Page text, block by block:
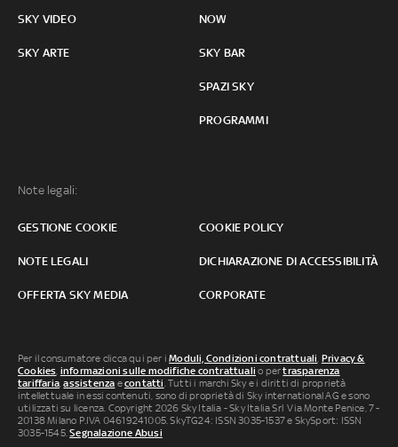
SKY VIDEO
SKY ARTE
NOW
SKY BAR
SPAZI SKY
PROGRAMMI
Note legali:
GESTIONE COOKIE COOKIE POLICY
NOTE LEGALI DICHIARAZIONE DI ACCESSIBILITÀ
OFFERTA SKY MEDIA CORPORATE
Per il consumatore clicca qui per iModuli, Condizioni contrattuali, Privacy &
Cookies, informazioni sulle modifiche contrattuali o pertrasparenza
tariffaria,assistenza econtatti. Tutti i marchi Sky e i diritti di proprietà
intellettuale in essi contenuti, sono di proprietà di Sky international AG e sono
utilizzati su licenza. Copyright 2026 Sky Italia - Sky Italia Srl Via Monte Penice, 7 -
20138 Milano P.IVA 04619241005. SkyTG24: ISSN 3035-1537 e SkySport: ISSN
3035-1545.Segnalazione Abusi